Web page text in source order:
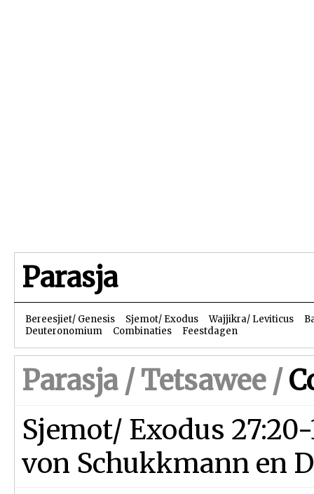
Parasja
Bereesjiet/ Genesis Sjemot/ Exodus Wajjikra/ Leviticus
Deuteronomium
Combinaties Feestdagen
Parasja /Tetsawee/
Sjemot/ Exodus
von Schukkmann en